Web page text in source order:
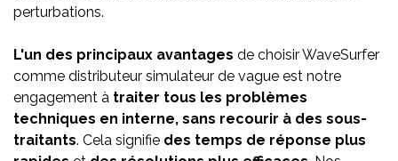
perturbations.
L'un des principaux avantages de choisir WaveSurfer
comme distributeur simulateur de vague est notre
engagement à traiter tous les problèmes
techniques en interne, sans recourir à des sous-
traitants. Cela signifie des temps de réponse plus